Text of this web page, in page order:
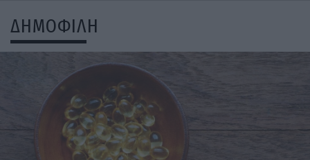
ΔΗΜΟΦΙΛΗ